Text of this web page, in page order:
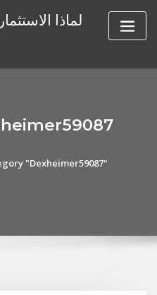
لماذا
"Dexheimer59087"